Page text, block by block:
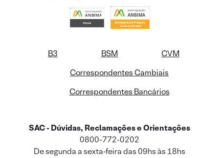
B3 BSM
CVM
Correspondentes Cambiais
Correspondentes Bancários
SAC - Dúvidas, Reclamações e Orientações
0800-772-0202
De segunda a sexta-feira das 09hs às 18hs